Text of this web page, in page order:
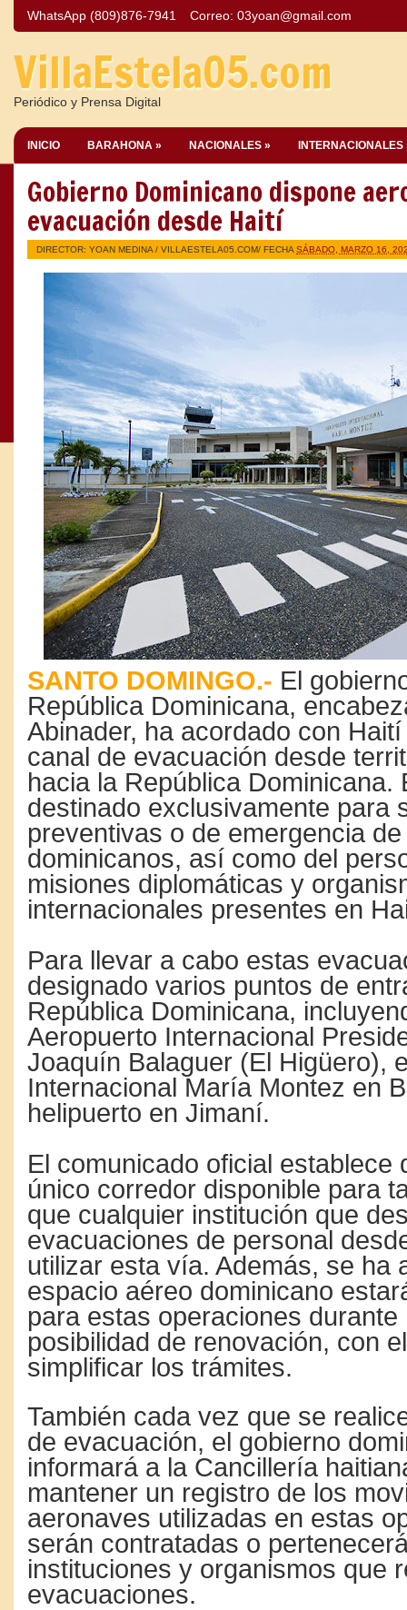
WhatsApp (809)876-7941 Correo: 03yoan@gmail.com
VillaEstela05.com
Periódico y Prensa Digital
INICIO BARAHONA » NACIONALES » INTERNACIONALES
Gobierno Dominicano dispone
evacuación desde Haití
DIRECTOR: YOAN MEDINA / VILLAESTELA05.COM/ FECHA SÁBADO, MARZO 16,
SANTO DOMINGO.- El
República Dominicana,
Abinader, ha acordado con
canal de evacuación desde
hacia la República Dominicana.
destinado exclusivamente para
preventivas o de emergencia
dominicanos, así como del
misiones diplomáticas y
internacionales presentes en
Para llevar a cabo estas
designado varios puntos de
República Dominicana,
Aeropuerto Internacional
Joaquín Balaguer (El Higüero),
Internacional María Montez en
helipuerto en Jimaní.
El comunicado oficial establece
único corredor disponible para
que cualquier institución que
evacuaciones de personal
utilizar esta vía. Además, se ha
espacio aéreo dominicano
para estas operaciones
posibilidad de renovación, con
simplificar los trámites.
También cada vez que se
de evacuación, el gobierno
informará a la Cancillería
mantener un registro de los
aeronaves utilizadas en estas
serán contratadas o
instituciones y organismos que
evacuaciones.